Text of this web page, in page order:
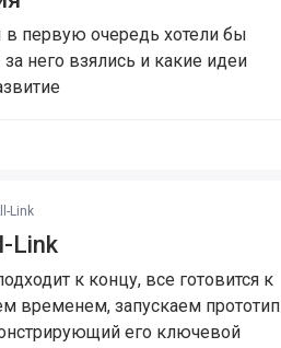
первую очередь хотели бы
него взялись и какие идеи
Link
Link
к концу, все готовится к
временем, запускаем прототип
его ключевой